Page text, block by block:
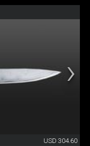
USD 304.60